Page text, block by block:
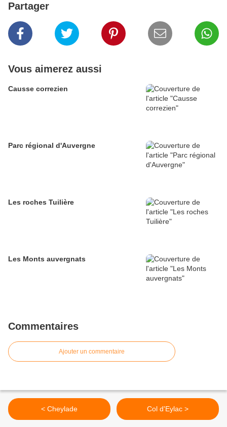
Partager
Vous aimerez aussi
Causse correzien
Parc régional d'Auvergne
Les roches Tuilière
Les Monts auvergnats
Commentaires
Ajouter un commentaire
< Cheylade Col d'Eylac >